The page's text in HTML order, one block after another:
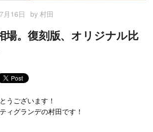
月16日 by 村田
場。復刻版、オリジナル比
うございます！
ィグランデの村田です！